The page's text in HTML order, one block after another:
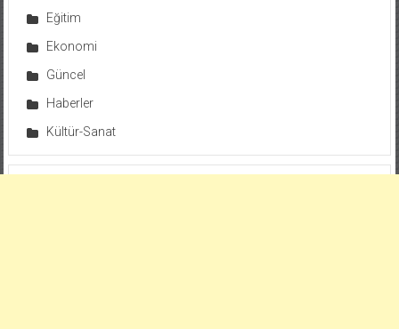
Eğitim
Ekonomi
Güncel
Haberler
Kültür-Sanat